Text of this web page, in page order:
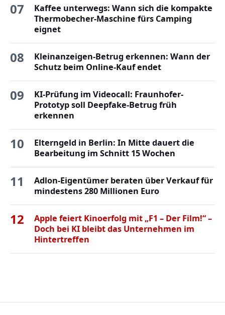
07
Kaffee unterwegs: Wann sich die kompakte
Thermobecher-Maschine fürs Camping
eignet
08
Kleinanzeigen-Betrug erkennen: Wann der
Schutz beim Online-Kauf endet
09
KI-Prüfung im Videocall: Fraunhofer-
Prototyp soll Deepfake-Betrug früh
erkennen
10
Elterngeld in Berlin: In Mitte dauert die
Bearbeitung im Schnitt 15 Wochen
11
Adlon-Eigentümer beraten über Verkauf für
mindestens 280 Millionen Euro
12
Apple feiert Kinoerfolg mit „F1 – Der Film!“ –
Doch bei KI bleibt das Unternehmen im
Hintertreffen